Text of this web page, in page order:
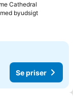
Cathedral
byudsigt
Se priser